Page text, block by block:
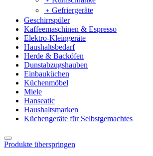
﹢ Gefriergeräte
Geschirrspüler
Kaffeemaschinen & Espresso
Elektro-Kleingeräte
Haushaltsbedarf
Herde & Backöfen
Dunstabzugshauben
Einbauküchen
Küchenmöbel
Miele
Hanseatic
Haushaltsmarken
Küchengeräte für Selbstgemachtes
Produkte überspringen